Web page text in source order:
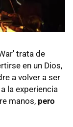
trata de
en un Dios,
a volver a ser
la experiencia
manos, pero